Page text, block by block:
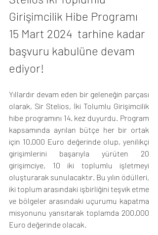
Girişimcilik Hibe Programı
15 Mart 2024  tarhine kadar
başvuru kabulüne devam
ediyor!
Yıllardır devam eden bir geleneğin parçası
olarak, Sir Stelios, İki Tolumlu Girişimcilik
hibe programını 14. kez duyurdu. Program
kapsamında ayrılan bütçe her bir ortak
için 10.000 Euro değerinde olup, yenilikçi
girişimlerini başarıyla yürüten 20
girişimciye, 10 iki toplumlu işletmeyi
oluşturarak sunulacaktır. Bu yılın ödülleri,
iki toplum arasındaki işbirliğini teşvik etme
ve bölgeler arasındaki uçurumu kapatma
misyonunu yansıtarak toplamda 200.000
Euro değerinde olacak.